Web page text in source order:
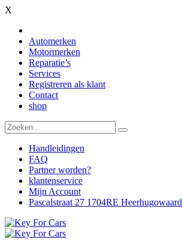
X
Automerken
Motormerken
Reparatie’s
Services
Registreren als klant
Contact
shop
Handleidingen
FAQ
Partner worden?
klantenservice
Mijn Account
Pascalstraat 27 1704RE Heerhugowaard